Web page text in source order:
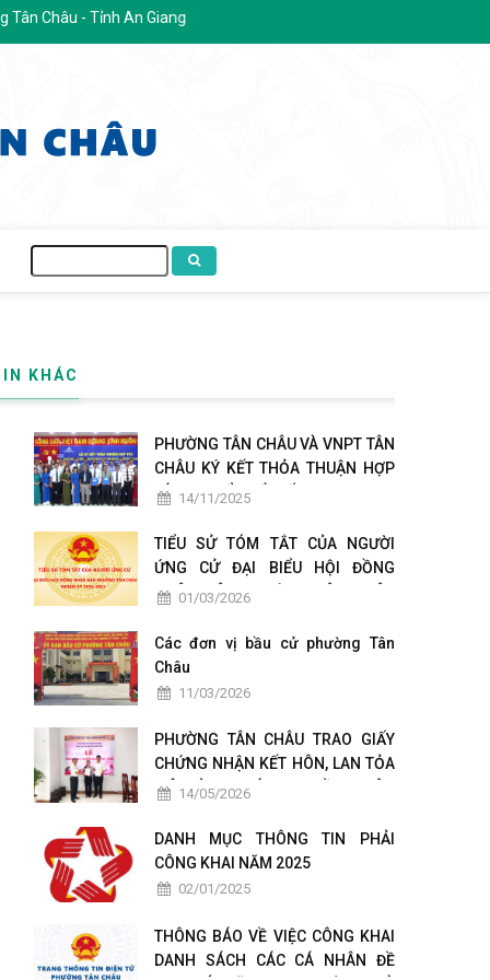
- Tỉnh An Giang
kiếm
KHÁC
PHƯỜNG TÂN CHÂU VÀ VNPT TÂN
CHÂU KÝ KẾT THỎA THUẬN HỢP
TÁC CHUYỂN ĐỔI SỐ
14/11/2025
TIỂU SỬ TÓM TẮT CỦA NGƯỜI
ỨNG CỬ ĐẠI BIỂU HỘI ĐỒNG
NHÂN DÂN PHƯỜNG TÂN CHÂU
01/03/2026
Các đơn vị bầu cử phường Tân
Châu
11/03/2026
PHƯỜNG TÂN CHÂU TRAO GIẤY
CHỨNG NHẬN KẾT HÔN, LAN TỎA
MÔ HÌNH CHÍNH QUYỀN THÂN
14/05/2026
DANH MỤC THÔNG TIN PHẢI
CÔNG KHAI NĂM 2025
02/01/2025
THÔNG BÁO VỀ VIỆC CÔNG KHAI
DANH SÁCH CÁC CÁ NHÂN ĐỀ